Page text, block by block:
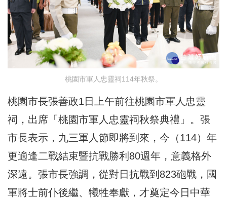
桃園市軍人忠靈祠114年秋祭。
桃園市長張善政1日上午前往桃園市軍人忠靈
祠，出席「桃園市軍人忠靈祠秋祭典禮」。張
市長表示，九三軍人節即將到來，今（114）年
更適逢二戰結束暨抗戰勝利80週年，意義格外
深遠。張市長強調，從對日抗戰到823砲戰，國
軍將士前仆後繼、犧牲奉獻，才奠定今日中華